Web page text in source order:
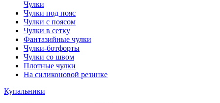
Чулки
Чулки под пояс
Чулки с поясом
Чулки в сетку
Фантазийные чулки
Чулки-ботфорты
Чулки со швом
Плотные чулки
На силиконовой резинке
Купальники